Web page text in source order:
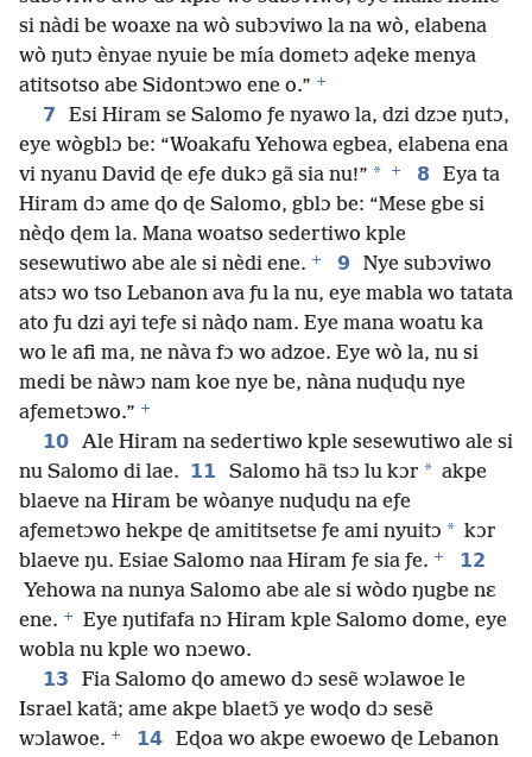
si nàdi be woaxe na wò subɔviwo la na wò, elabena
wò ŋutɔ ènyae nyuie be mía dometɔ aɖeke menya
atitsotso abe Sidontɔwo ene o.” +
7
Esi Hiram se Salomo ƒe nyawo la, dzi dzɔe ŋutɔ,
eye wògblɔ be: “Woakafu Yehowa egbea, elabena ena
vi nyanu David ɖe eƒe dukɔ gã sia nu!” * + 8
Eya ta
Hiram dɔ ame ɖo ɖe Salomo, gblɔ be: “Mese gbe si
nèɖo ɖem la. Mana woatso sedertiwo kple
sesewutiwo abe ale si nèdi ene. + 9
Nye subɔviwo
atsɔ wo tso Lebanon ava ƒu la nu, eye mabla wo tatata
ato ƒu dzi ayi teƒe si nàɖo nam. Eye mana woatu ka
wo le afi ma, ne nàva fɔ wo adzoe. Eye wò la, nu si
medi be nàwɔ nam koe nye be, nàna nuɖuɖu nye
aƒemetɔwo.” +
10 Ale Hiram na sedertiwo kple sesewutiwo ale si
nu Salomo di lae. 11 Salomo hã tsɔ lu kɔr * akpe
blaeve na Hiram be wòanye nuɖuɖu na eƒe
aƒemetɔwo hekpe ɖe amititsetse ƒe ami nyuitɔ * kɔr
blaeve ŋu. Esiae Salomo naa Hiram ƒe sia ƒe. +
12
Yehowa na nunya Salomo abe ale si wòdo ŋugbe nɛ
ene. +
Eye ŋutifafa nɔ Hiram kple Salomo dome, eye
wobla nu kple wo nɔewo.
13
Fia Salomo ɖo amewo dɔ sesẽ wɔlawoe le
Israel katã; ame akpe blaetɔ̃ ye woɖo dɔ sesẽ
wɔlawoe. + 14 Eɖoa wo akpe ewoewo ɖe Lebanon